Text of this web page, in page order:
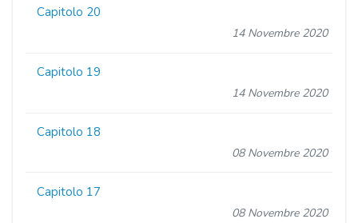
Capitolo 20
14 Novembre 2020
Capitolo 19
14 Novembre 2020
Capitolo 18
08 Novembre 2020
Capitolo 17
08 Novembre 2020